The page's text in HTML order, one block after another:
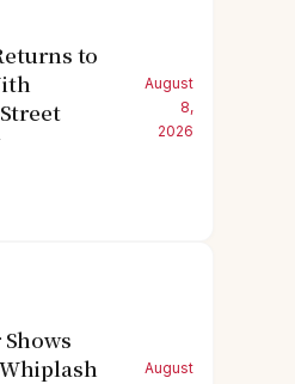
to
August
8,
2026
August